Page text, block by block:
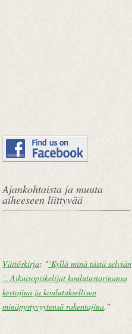
EAjankohtaista ja muuta
aiheeseen liittyvää
Väitöskirja: "`Kyllä minä tästä selviän
´. Aikuisopiskelijat koulutustarinansa
kertojina ja koulutuksellisen
minäpystyvyytensä rakentajina."